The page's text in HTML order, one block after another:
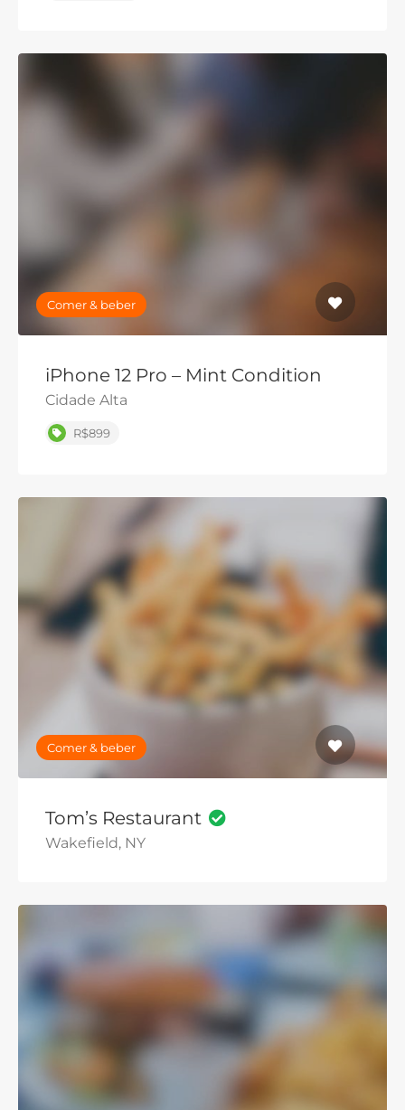
Comer & beber
iPhone 12 Pro – Mint Condition
Cidade Alta
R$899
Comer & beber
Tom’s Restaurant
Wakefield, NY